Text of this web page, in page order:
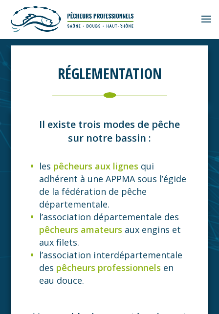
RÉGLEMENTATION
Il existe trois modes de pêche
sur notre bassin :
les pêcheurs aux lignes qui
adhérent à une APPMA sous l’égide
de la fédération de pêche
départementale.
l’association départementale des
pêcheurs amateurs aux engins et
aux filets.
l’association interdépartementale
des pêcheurs professionnels en
eau douce.